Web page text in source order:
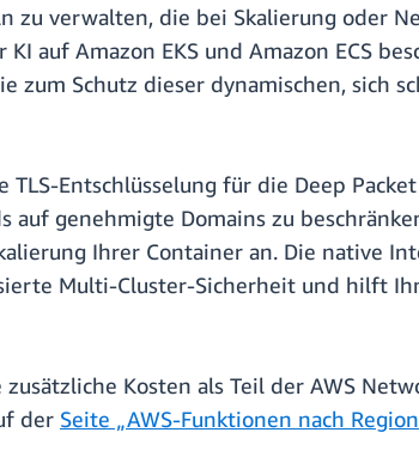
zu verwalten, die bei Skalierung oder
auf Amazon EKS und Amazon ECS
Schutz dieser dynamischen, sich
Entschlüsselung für die Deep
genehmigte Domains zu
Ihrer Container an. Die native
Multi-Cluster-Sicherheit und hilft
Kosten als Teil der AWS
der Seite „AWS-Funktionen nach